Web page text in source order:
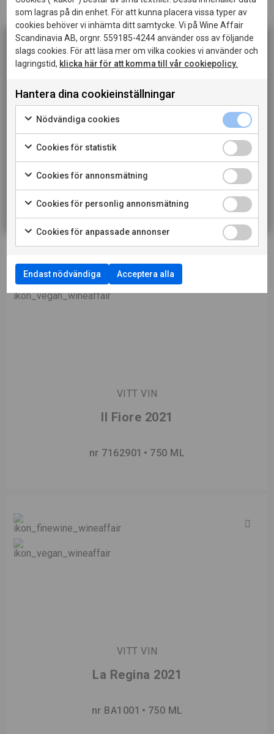
Passar tillPerfekt till lätta bärdesserter
LADDA NER PRODUKTBLAD
LADDA NER PRESSBILD
LÄS MER OM PRODUCENTEN
TILL VINET PÅ SYSTEMBOLAGET
VITT VIN
Il Fiore 2021
nr 7162901 750 ML
VITT VIN
La Regina 2021
nr BA1001 750 ML
som lagras på din enhet. För att kunna placera vissa typer av
cookies behöver vi inhämta ditt samtycke. Vi på Wine Affair
Scandinavia AB, orgnr. 559185-4244 använder oss av följande
slags cookies. För att läsa mer om vilka cookies vi använder och
lagringstid, klicka här för att komma till vår cookiepolicy.
Hantera dina cookieinställningar
Nödvändiga cookies
Cookies för statistik
Cookies för annonsmätning
Cookies för personlig annonsmätning
Cookies för anpassade annonser
Endast nödvändiga Acceptera alla
Denna sida innehåller information om alkoholhaltiga
När jag bekräftar att jag är 20 år eller äldre godkänner
jag också att webbplatsen använder cookies.